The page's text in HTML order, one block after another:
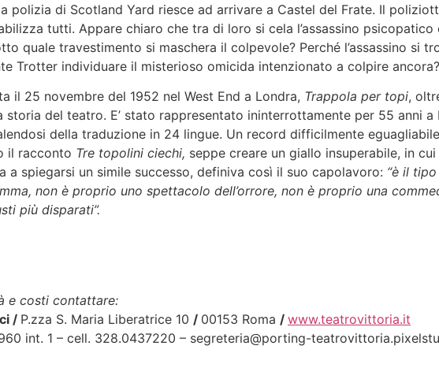
polizia di Scotland Yard riesce ad arrivare a Castel del Frate. Il
tutti. Appare chiaro che tra di loro si cela l’assassino
quale travestimento si maschera il colpevole? Perché l’assassino si
Trotter individuare il misterioso omicida intenzionato a colpire ancora?
il 25 novembre del 1952 nel West End a Londra, Trappola per topi,
del teatro. E’ stato rappresentato ininterrottamente per 55 anni
della traduzione in 24 lingue. Un record difficilmente
il racconto Tre topolini ciechi, seppe creare un giallo insuperabile, in
a spiegarsi un simile successo, definiva così il suo capolavoro: “è il
non è proprio uno spettacolo dell’orrore, non è proprio una
più disparati”.
e costi contattare:
/ P.zza S. Maria Liberatrice 10 / 00153 Roma / www.teatrovittoria.it
int. 1 – cell. 328.0437220 – segreteria@porting-